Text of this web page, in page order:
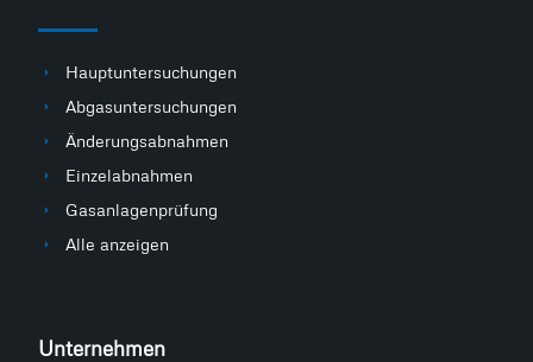
Hauptuntersuchungen
Abgasuntersuchungen
Änderungsabnahmen
Einzelabnahmen
Gasanlagenprüfung
Alle anzeigen
Unternehmen